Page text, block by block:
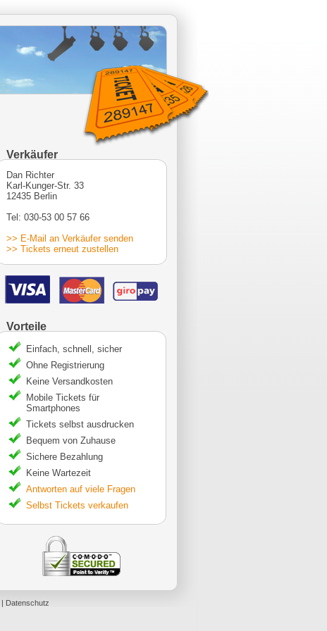
Verkäufer
Dan Richter
Karl-Kunger-Str. 33
12435 Berlin
Tel: 030-53 00 57 66
>> E-Mail an Verkäufer senden
>> Tickets erneut zustellen
Vorteile
Einfach, schnell, sicher
Ohne Registrierung
Keine Versandkosten
Mobile Tickets für
Smartphones
Tickets selbst ausdrucken
Bequem von Zuhause
Sichere Bezahlung
Keine Wartezeit
Antworten auf viele Fragen
Selbst Tickets verkaufen
| Datenschutz